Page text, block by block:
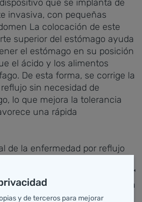
que se implanta de
invasiva, con pequeñas
La colocación de este
superior del estómago ayuda
el estómago en su posición
el ácido y los alimentos
De esta forma, se corrige la
sin necesidad de
lo que mejora la tolerancia
una rápida
de la enfermedad por reflujo
en determinados pacientes
En estos casos, RefluxStop™
y eficaz, tal y como se ha
de 1.000 intervenciones
y de terceros para mejorar